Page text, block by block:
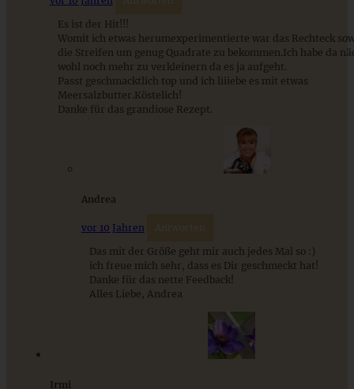
Apfel-Zupfbrot – Pull-Apart-Bread mit Zimt
ZUM BEITRAGEs ist der Hit!!!
Womit ich etwas herumexperimentierte war das Rechteck
die Streifen um genug Quadrate zu bekommen.Ich habe da
wohl noch mehr zu verkleinern da es ja aufgeht.
Passt geschmacktlich top und ich liiiebe es mit etwas
Meersalzbutter.Köstelich!
Danke für das grandiose Rezept.
Andrea
vor 10 Jahren Antworten
Das mit der Größe geht mir auch jedes Mal so :)
ich freue mich sehr, dass es Dir geschmeckt hat!
Danke für das nette Feedback!
Alles Liebe, Andrea
Irmi